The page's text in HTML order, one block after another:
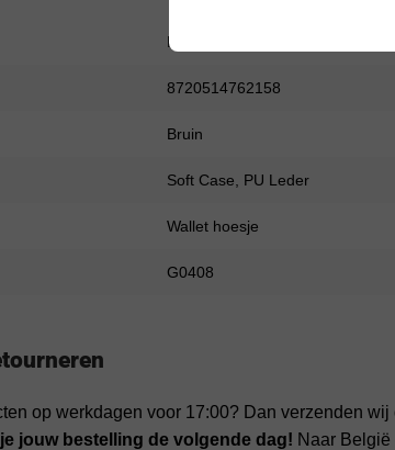
ProGuard
8720514762158
Bruin
Soft Case, PU Leder
Wallet hoesje
G0408
op werkdagen voor 17:00? Dan verzenden
jouw bestelling de volgende dag! Naar